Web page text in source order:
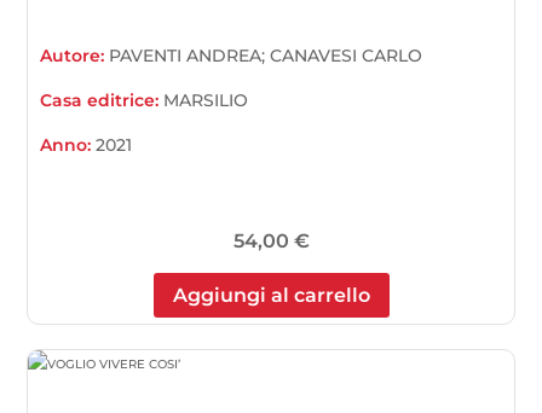
Autore: PAVENTI ANDREA; CANAVESI CARLO
Casa editrice: MARSILIO
Anno:2021
54,00 €
Aggiungi al carrello